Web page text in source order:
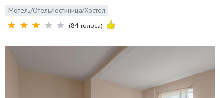
Мотель/Отель/Гостиница/Хостел
(84 голоса)